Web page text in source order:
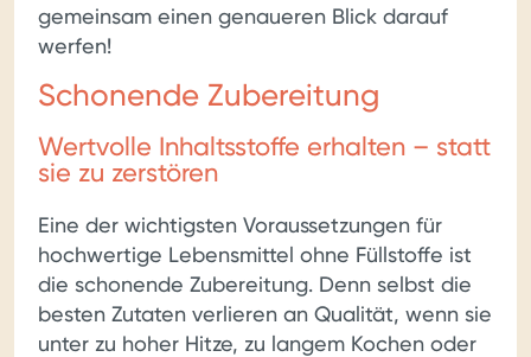
gemeinsam einen genaueren Blick darauf
werfen!
Schonende Zubereitung
Wertvolle Inhaltsstoffe erhalten – statt
sie zu zerstören
Eine der wichtigsten Voraussetzungen für
hochwertige Lebensmittel ohne Füllstoffe ist
die schonende Zubereitung. Denn selbst die
besten Zutaten verlieren an Qualität, wenn sie
unter zu hoher Hitze, zu langem Kochen oder